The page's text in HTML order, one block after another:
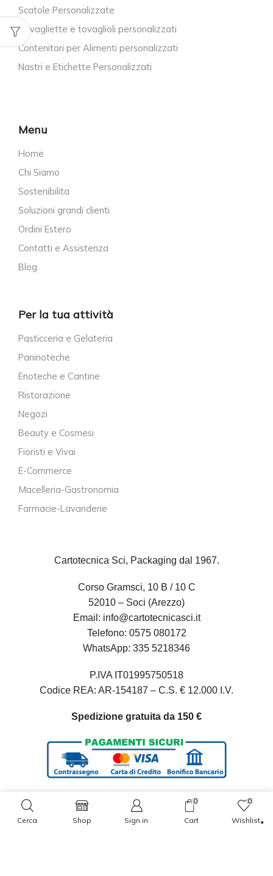
Cerca Shop Sign in
0
Cart
0
Wishlist
Scatole Personalizzate
Tovagliette e tovaglioli personalizzati
Contenitori per Alimenti personalizzati
Nastri e Etichette Personalizzati
Menu
Home
Chi Siamo
Sostenibilita
Soluzioni grandi clienti
Ordini Estero
Contatti e Assistenza
Blog
Per la tua attività
Pasticceria e Gelateria
Paninoteche
Enoteche e Cantine
Ristorazione
Negozi
Beauty e Cosmesi
Fioristi e Vivai
E-Commerce
Macelleria-Gastronomia
Farmacie-Lavanderie
Cartotecnica Sci, Packaging dal 1967.
Corso Gramsci, 10 B / 10 C
52010 – Soci (Arezzo)
Email: info@cartotecnicasci.it
Telefono: 0575 080172
WhatsApp: 335 5218346
P.IVA IT01995750518
Codice REA: AR-154187 – C.S. € 12.000 I.V.
Spedizione gratuita da 150 €
Oltre 10.000 clienti ci hanno già scelto